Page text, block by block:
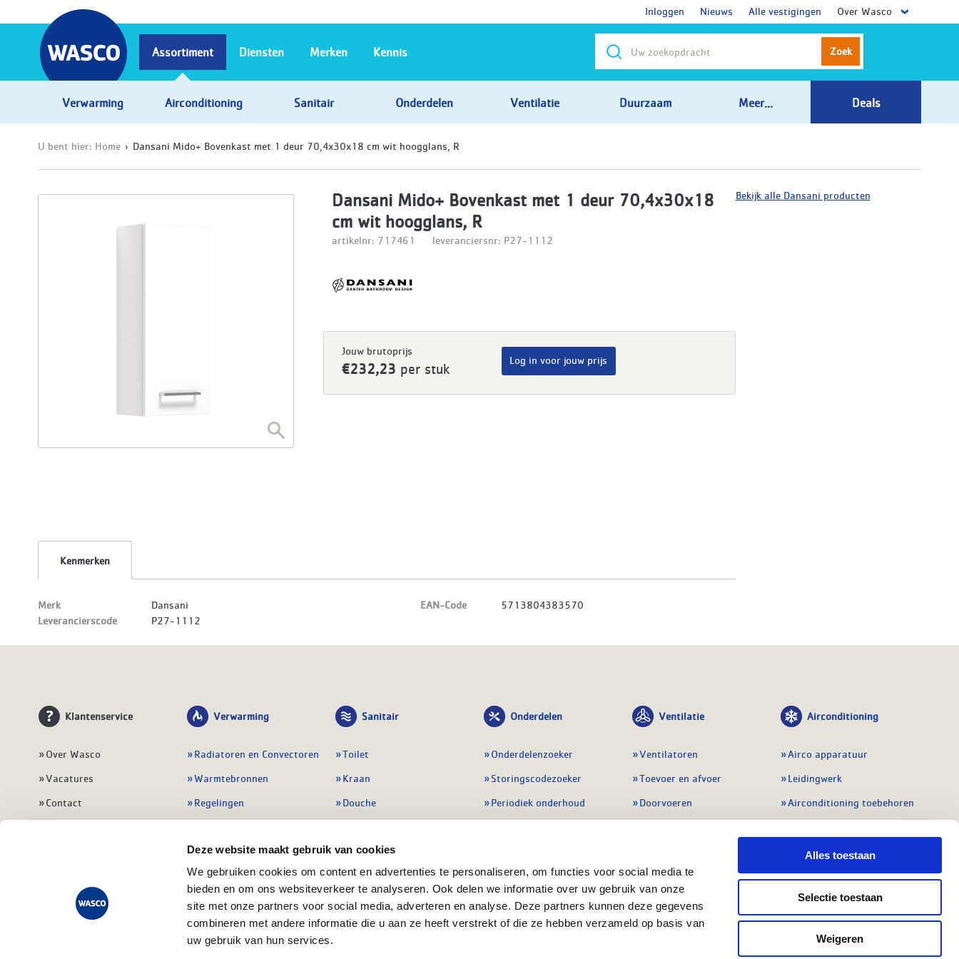
Deze website maakt gebruik van cookies
We gebruiken cookies om content en advertenties te personaliseren, om functies voor social media te
bieden en om ons websiteverkeer te analyseren. Ook delen we informatie over uw gebruik van onze
site met onze partners voor social media, adverteren en analyse. Deze partners kunnen deze gegevens
combineren met andere informatie die u aan ze heeft verstrekt of die ze hebben verzameld op basis van
uw gebruik van hun services.
Alles toestaan
Selectie toestaan
Weigeren
Inloggen Nieuws Alle vestigingen Over Wasco
Zoek
Assortiment
Verwarming Airconditioning Sanitair Onderdelen Ventilatie Duurzaam Meer... Deals
Diensten Merken Kennis
U bent hier: Home Dansani Mido+ Bovenkast met 1 deur 70,4x30x18 cm wit hoogglans, R
Dansani Mido+ Bovenkast met 1 deur 70,4x30x18
cm wit hoogglans, R
artikelnr: 717461 leveranciersnr: P27-1112
Jouw brutoprijs
€232,23 per stuk
Log in voor jouw prijs
Kenmerken
Merk
Dansani
Leverancierscode
P27-1112
EAN-Code 5713804383570
Bekijk alle Dansani producten
Klantenservice
Over Wasco
Vacatures
Contact
Veelgestelde vragen
Verwarming
Radiatoren en Convectoren
Warmtebronnen
Regelingen
Leidingwerk
Warmwatertoestellen
Alle verwarming
Sanitair
Toilet
Kraan
Douche
Badmeubel
Afvoeren
Alle sanitair
Onderdelen
Onderdelenzoeker
Storingscodezoeker
Periodiek onderhoud
Preventie & detectie
Alle onderdelen
Ventilatie
Ventilatoren
Toevoer en afvoer
Doorvoeren
Regelingen
Airconditioning
Airco apparatuur
Leidingwerk
Airconditioning toebehoren
Regelapparatuur
Alle koeling